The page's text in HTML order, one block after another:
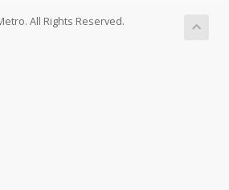
All Rights Reserved.